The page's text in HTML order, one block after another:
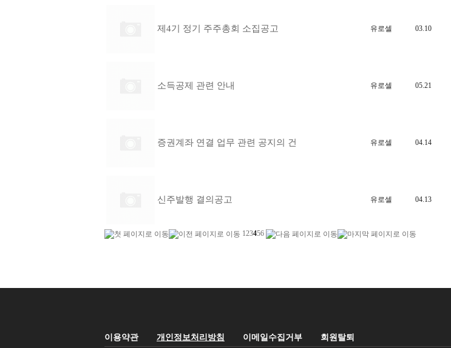
제4기 정기 주주총회 소집공고 유로셀 03.10
소득공제 관련 안내 유로셀 05.21
증권계좌 연결 업무 관련 공지의 건 유로셀 04.14
신주발행 결의공고 유로셀 04.13
123456
이용약관 개인정보처리방침 이메일수집거부 회원탈퇴